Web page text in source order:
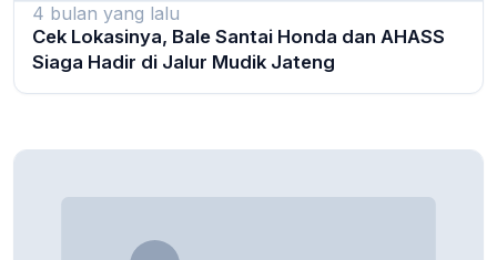
4 bulan yang lalu
Cek Lokasinya, Bale Santai Honda dan AHASS
Siaga Hadir di Jalur Mudik Jateng